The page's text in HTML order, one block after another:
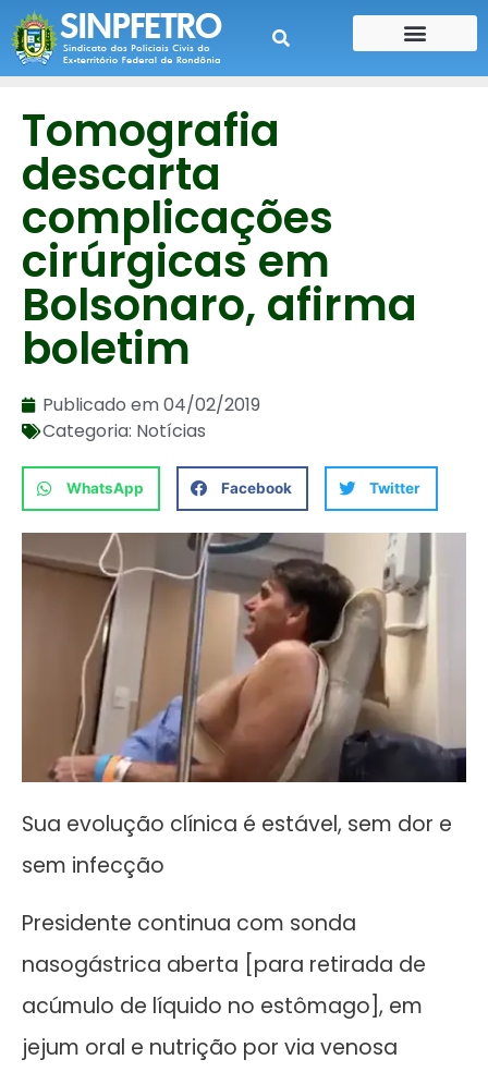
Tomografia
descarta
complicações
cirúrgicas em
Bolsonaro, afirma
boletim
Publicado em04/02/2019
Categoria: Notícias
WhatsApp Facebook Twitter
Sua evolução clínica é estável, sem dor e
sem infecção
Presidente continua com sonda
nasogástrica aberta [para retirada de
acúmulo de líquido no estômago], em
jejum oral e nutrição por via venosa